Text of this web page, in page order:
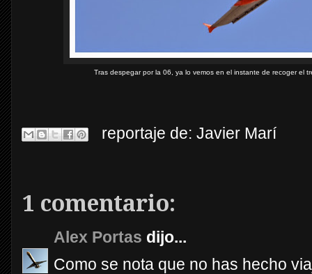
Tras despegar por la 06, ya lo vemos en el instante de recoger el
reportaje de: Javier Marí
1 comentario:
Alex Portas dijo...
Como se nota que no has hecho